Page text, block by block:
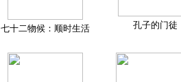
七十二物候：顺时生活 孔子的门徒